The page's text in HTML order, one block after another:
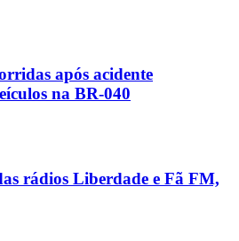
após acidente
na BR-040
rádios Liberdade e Fã FM,